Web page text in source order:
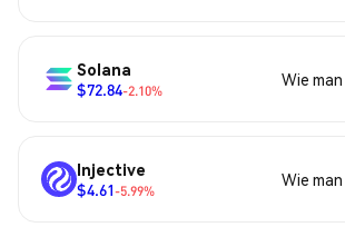
Solana
$72.84-2.10%
Wie
Injective
$4.61-5.99%
Wie